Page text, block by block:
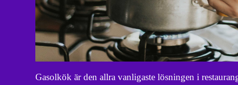
Gasolkök är den allra vanligaste lösningen i